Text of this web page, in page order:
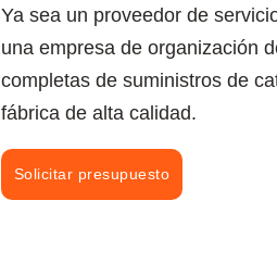
Ya sea un proveedor de
una empresa de organización
completas de suministros de
fábrica de alta calidad.
Solicitar presupuesto